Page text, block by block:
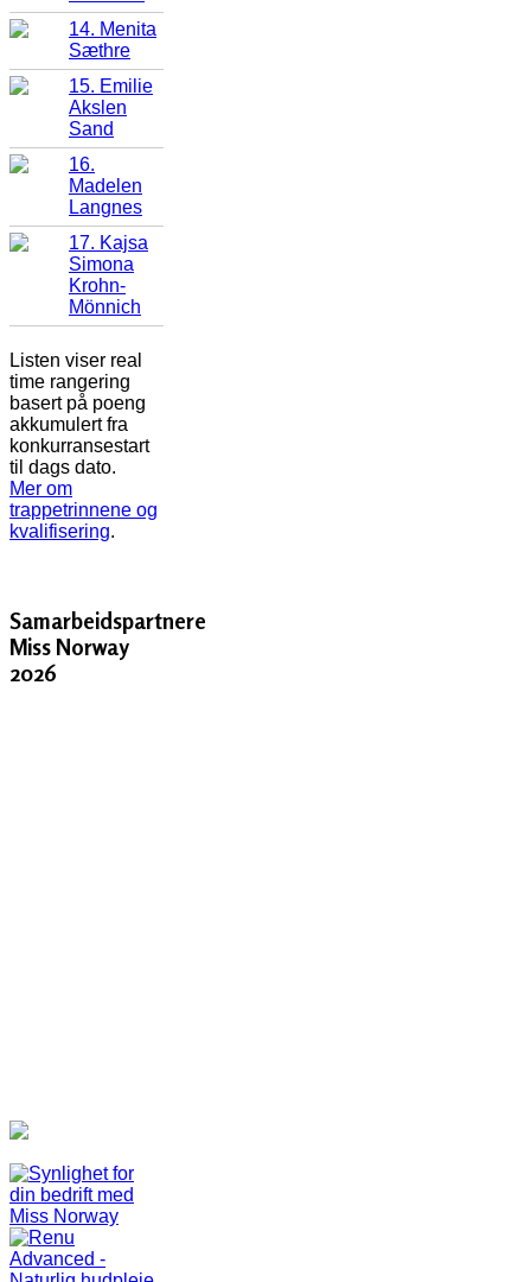
14. Menita
Sæthre
15. Emilie
Akslen
Sand
16.
Madelen
Langnes
17. Kajsa
Simona
Krohn-
Mönnich
Listen viser real
time rangering
basert på poeng
akkumulert fra
konkurransestart
til dags dato.
Mer om
trappetrinnene og
kvalifisering.
Samarbeidspartnere
Miss Norway
2026